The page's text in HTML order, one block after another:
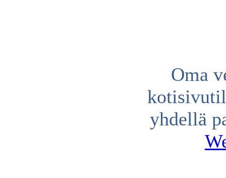
Oma
yhdellä